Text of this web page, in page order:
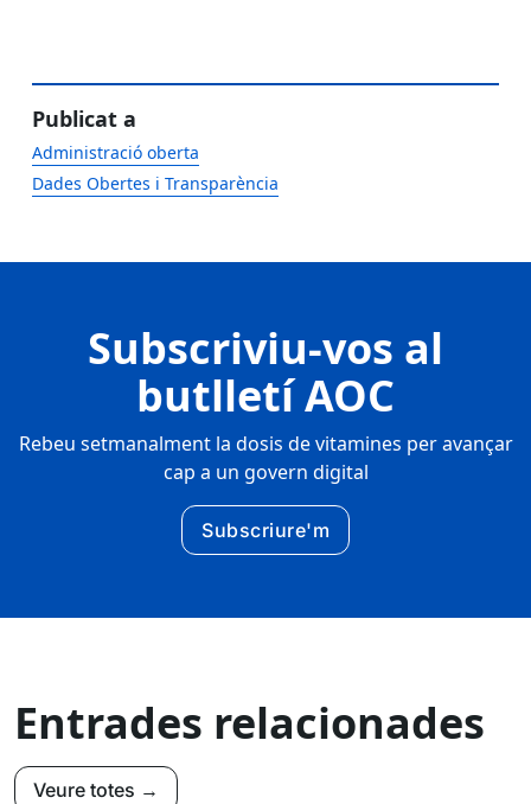
Publicat a
Administració oberta
Dades Obertes i Transparència
Subscriviu-vos al
butlletí AOC
Rebeu setmanalment la dosis de vitamines per avançar
cap a un govern digital
Subscriure'm
Entrades relacionades
Veure totes →